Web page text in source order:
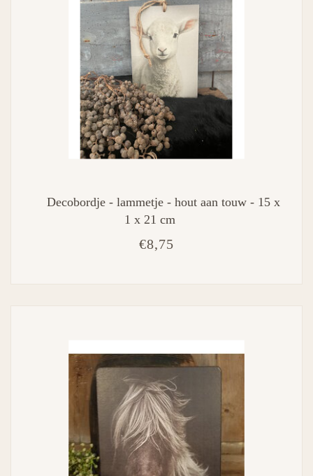
Decobordje - lammetje - hout aan touw - 15 x
1 x 21 cm
€8,75